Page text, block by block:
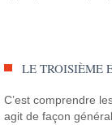
LE TROISIÈME
C’est comprendre
agit de façon